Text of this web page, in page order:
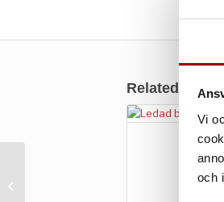
Vi
och
Related